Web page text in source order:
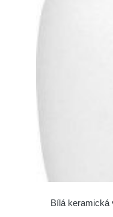
Bílá keramická